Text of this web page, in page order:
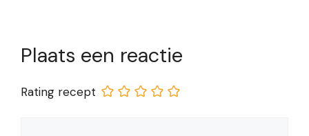
Plaats een reactie
Rating recept